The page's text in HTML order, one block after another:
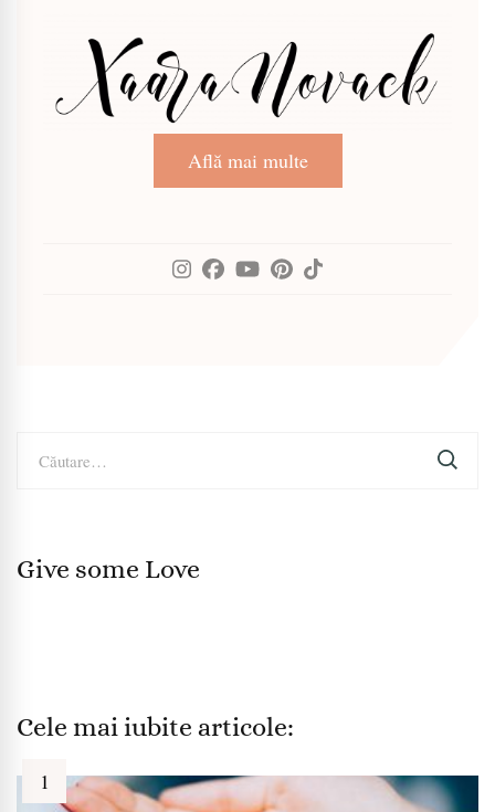
Află mai multe
după:
Give some Love
Cele mai iubite articole: